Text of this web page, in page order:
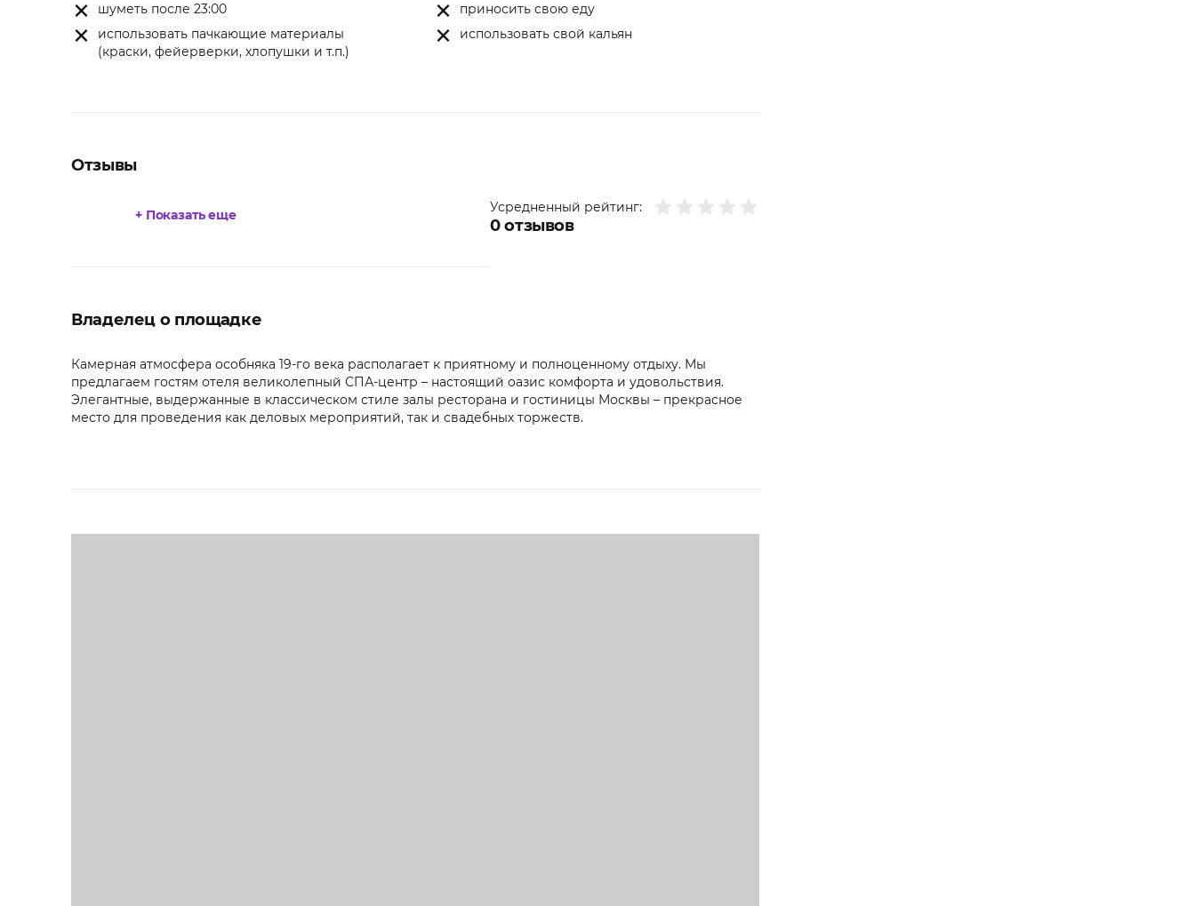
шуметь после 23:00
использовать пачкающие материалы
(краски, фейерверки, хлопушки и т.п.)
приносить свою еду
использовать свой кальян
Отзывы
Усредненный рейтинг:
0отзывов
+ Показать еще
Владелец о площадке
Камерная атмосфера особняка 19-го века располагает к приятному и полноценному отдыху. Мы
предлагаем гостям отеля великолепный СПА-центр – настоящий оазис комфорта и удовольствия.
Элегантные, выдержанные в классическом стиле залы ресторана и гостиницы Москвы – прекрасное
место для проведения как деловых мероприятий, так и свадебных торжеств.